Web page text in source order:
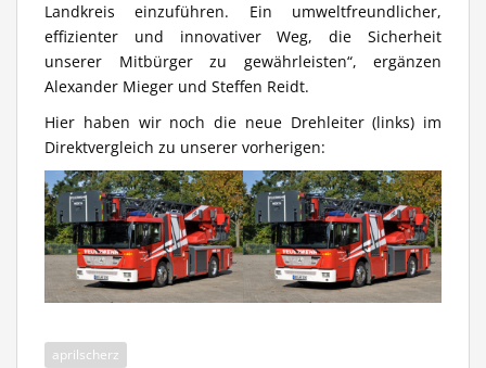
Landkreis einzuführen. Ein umweltfreundlicher,
effizienter und innovativer Weg, die Sicherheit
unserer Mitbürger zu gewährleisten“, ergänzen
Alexander Mieger und Steffen Reidt.
Hier haben wir noch die neue Drehleiter (links) im
Direktvergleich zu unserer vorherigen:
aprilscherz